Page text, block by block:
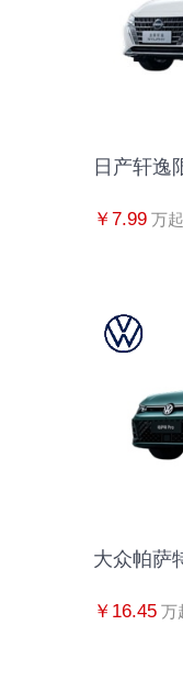
日产轩逸
￥7.99 万起
大众帕萨
￥16.45 万